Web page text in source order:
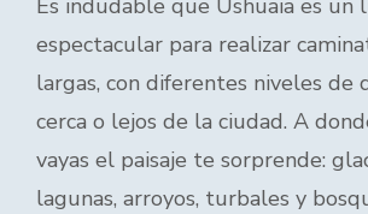
Es indudable que Ushuaia es un
espectacular para realizar
largas, con diferentes niveles de
cerca o lejos de la ciudad. A
vayas el paisaje te sorprende:
lagunas, arroyos, turbales y